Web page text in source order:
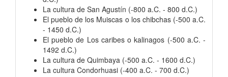
La cultura de San Agustín (-800 a.C. - 800 d.C.)
El pueblo de los Muiscas o los chibchas (-500 a.C.
- 1450 d.C.)
El pueblo de Los caribes o kalinagos (-500 a.C. -
1492 d.C.)
La cultura de Quimbaya (-500 a.C. - 1600 d.C.)
La cultura Condorhuasi (-400 a.C. - 700 d.C.)